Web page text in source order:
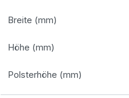
Breite (mm)
Höhe (mm)
Polsterhöhe (mm)